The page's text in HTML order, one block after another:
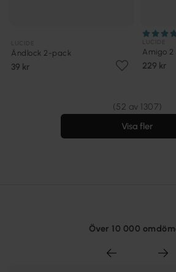
Ändlock 2-pack
39 kr
Amigo 2
229 kr
(52 av 1307)
Visa fler
Över 10 000